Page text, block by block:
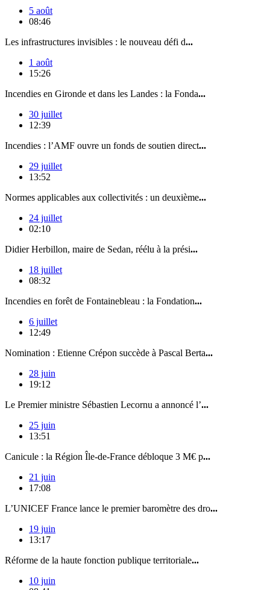
5 août
08:46
Les infrastructures invisibles : le nouveau défi d...
1 août
15:26
Incendies en Gironde et dans les Landes : la Fonda...
30 juillet
12:39
Incendies : l’AMF ouvre un fonds de soutien direct...
29 juillet
13:52
Normes applicables aux collectivités : un deuxième...
24 juillet
02:10
Didier Herbillon, maire de Sedan, réélu à la prési...
18 juillet
08:32
Incendies en forêt de Fontainebleau : la Fondation...
6 juillet
12:49
Nomination : Etienne Crépon succède à Pascal Berta...
28 juin
19:12
Le Premier ministre Sébastien Lecornu a annoncé l’...
25 juin
13:51
Canicule : la Région Île-de-France débloque 3 M€ p...
21 juin
17:08
L’UNICEF France lance le premier baromètre des dro...
19 juin
13:17
Réforme de la haute fonction publique territoriale...
10 juin